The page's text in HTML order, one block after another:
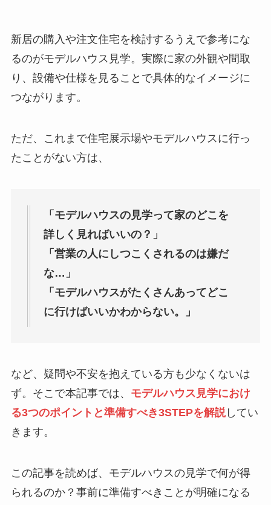
新居の購入や注文住宅を検討するうえで参考にな
るのがモデルハウス見学。実際に家の外観や間取
り、設備や仕様を見ることで具体的なイメージに
つながります。
ただ、これまで住宅展示場やモデルハウスに行っ
たことがない方は、
「モデルハウスの見学って家のどこを
詳しく見ればいいの？」
「営業の人にしつこくされるのは嫌だ
な…」
「モデルハウスがたくさんあってどこ
に行けばいいかわからない。」
など、疑問や不安を抱えている方も少なくないは
ず。そこで本記事では、 モデルハウス見学におけ
る3つのポイントと準備すべき3STEPを解説してい
きます。
この記事を読めば、モデルハウスの見学で何が得
られるのか？事前に準備すべきことが明確になる